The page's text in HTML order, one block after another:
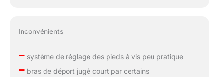
Inconvénients
–système de réglage des pieds à vis peu pratique
–bras de déport jugé court par certains